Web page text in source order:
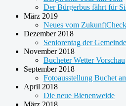
Der Bürgerbus fährt für
März 2019
Neues vom
Dezember 2018
Seniorentag der
November 2018
Bucheter Wetter Vorschau
September 2018
Fotoausstellung Buchet
April 2018
Die neue Bienenweide
März 2018